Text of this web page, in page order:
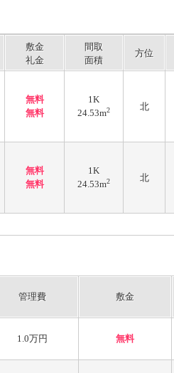
敷金
礼金
間取
面積
方位
無料
無料
1K
24.53m2 北
無料
無料
1K
24.53m2 北
管理費 敷金
1.0万円 無料